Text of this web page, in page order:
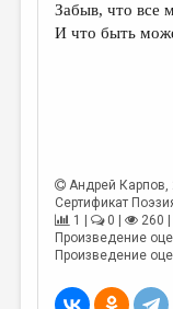
ЭССЕИСТИКА
ЦИКЛЫ
ТРЕДИАКОВСКИЙ
МЕДИА
Забыв, что все
И что быть
Андрей Карпов,
Сертификат
1 |
0 | 260
Произведение
Произведение